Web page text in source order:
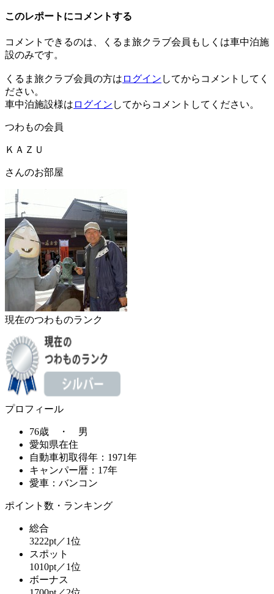
このレポートにコメントする
コメントできるのは、くるま旅クラブ会員もしくは車中泊施
設のみです。
くるま旅クラブ会員の方は ログイン してからコメントしてく
ださい。
車中泊施設様は ログイン してからコメントしてください。
つわもの会員
ＫＡＺＵ
さんのお部屋
現在のつわものランク
プロフィール
76歳 ・ 男
愛知県在住
自動車初取得年：1971年
キャンパー暦：17年
愛車：バンコン
ポイント数・ランキング
総合
3222pt／1位
スポット
1010pt／1位
ボーナス